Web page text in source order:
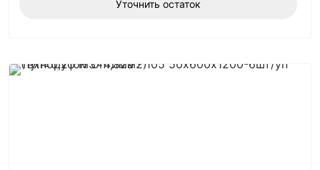
Уточнить остаток